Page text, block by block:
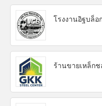
โรงงานอิฐบล็อ
ร้านขายเหล็ก